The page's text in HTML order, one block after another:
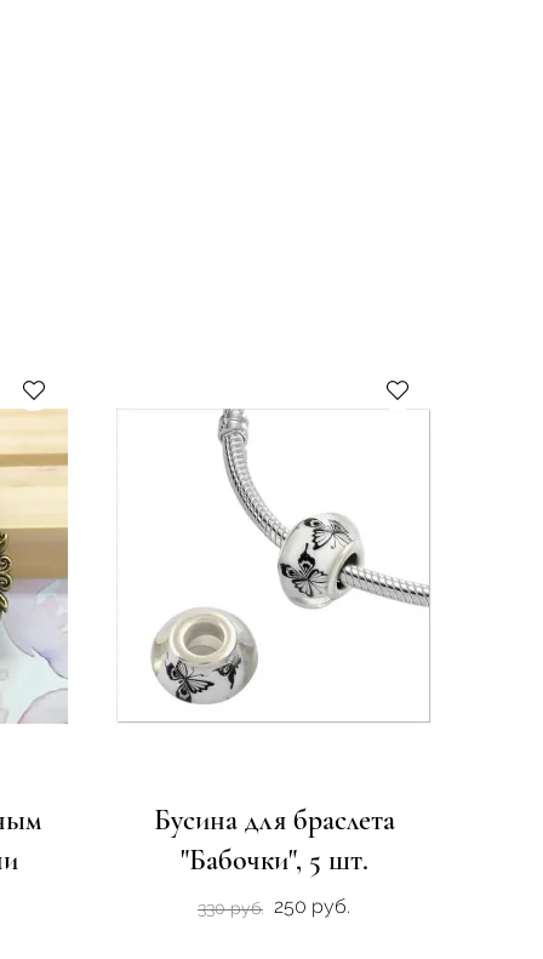
Бусина для браслета
"Бабочки", 5 шт.
330 руб. 250 руб.